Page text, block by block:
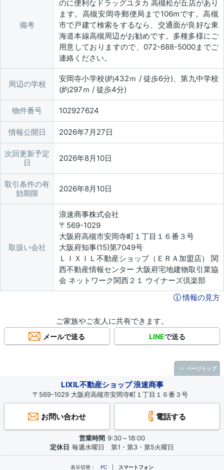
備考
のに便利なドラッグユタカ 高槻松が丘店があり
ます。高槻安岡寺郵便局まで106mです。高槻
市で戸建て検索をするなら、交通面が良好な東
海道本線高槻周辺がお勧めです。多種多様にご
用意しておりますので、072-688-5000までご
連絡ください。
周辺の学校
安岡寺小学校(約432ｍ / 徒歩6分)、第九中学校
(約297ｍ / 徒歩4分)
物件番号 102927624
情報公開日 2026年7月27日
次回更新予定
日
2026年8月10日
取引条件の有
効期限
2026年8月10日
取扱い会社
浪速商事株式会社
〒569-1029
大阪府高槻市安岡寺町１丁目１６番３号
大阪府知事(15)第7049号
ＬＩＸＩＬ不動産ショップ（ＥＲＡ加盟店） 関
西不動産情報センター 大阪府宅地建物取引業協
会 ネットワーク関西２１ ウイナーズ倶楽部
情報の見方
ご家族やご友人に共有できます。
メールで送る LINEで送る
LIXIL不動産ショップ 浪速商事
〒569-1029 大阪府高槻市安岡寺町１丁目１６番３号
お問い合わせ 電話する
営業時間 9:30～18:00
定休日 毎週水曜日 第1・第3・第5火曜日
表示切替： PC スマートフォン
ページトップ